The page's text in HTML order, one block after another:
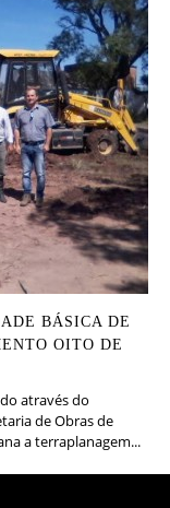
BÁSICA DE
OITO DE
através do
de Obras de
a terraplanagem...